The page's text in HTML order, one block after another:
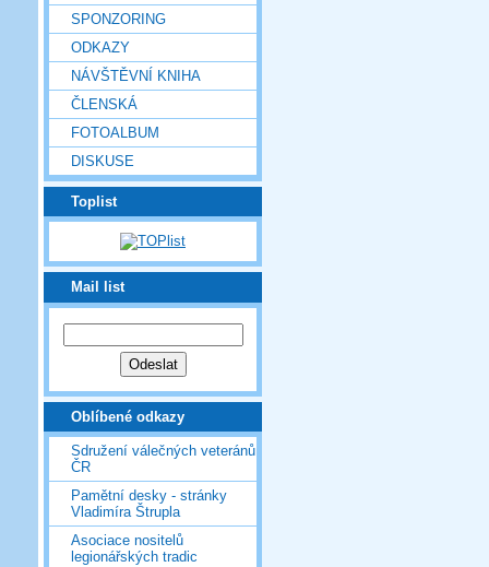
SPONZORING
ODKAZY
NÁVŠTĚVNÍ KNIHA
ČLENSKÁ
FOTOALBUM
DISKUSE
Toplist
Mail list
Oblíbené odkazy
Sdružení válečných veteránů
ČR
Pamětní desky - stránky
Vladimíra Štrupla
Asociace nositelů
legionářských tradic